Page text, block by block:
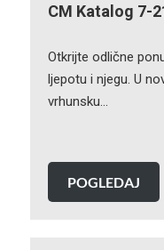
CM Katalog 7-
Otkrijte odlične
ljepotu i njegu. U
vrhunsku…
POGLEDAJ